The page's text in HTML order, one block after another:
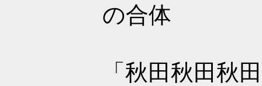
の合体
「秋田秋田秋田」